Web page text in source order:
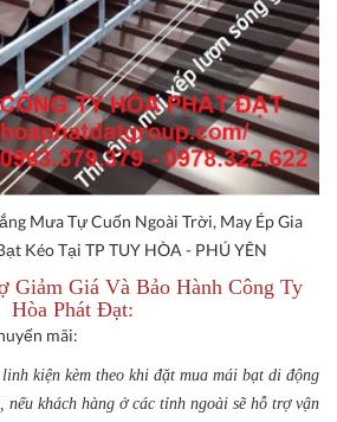
Mưa Tự Cuốn Ngoài Trời, May Ép Gia
Kéo Tại TP TUY HÒA - PHÚ YÊN
Giảm Giá Và Bảo Hành Công Ty
Hòa Phát Đạt:
mãi:
kiện kèm theo khi đặt mua mái bạt di động
nếu khách hàng ở các tỉnh ngoài sẽ hỗ trợ vận